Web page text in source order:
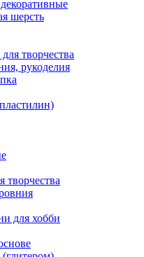
шерсть
творчества
рукоделия
творчества
для хобби